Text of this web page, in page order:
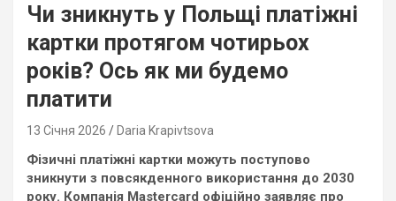
Чи зникнуть у Польщі платіжні
картки протягом чотирьох
років? Ось як ми будемо
платити
13 Січня 2026 Daria Krapivtsova
Фізичні платіжні картки можуть поступово
зникнути з повсякденного використання до 2030
року. Компанія Mastercard офіційно заявляє про